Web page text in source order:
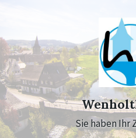
navigation
Sie haben Ihr